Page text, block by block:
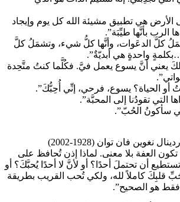
الأرض هي تطبيق مشيئة الله كل يوم وإيجاد
الرب بأنَّها طيِّبَة”.
كلَّ الدعَوات، وأنَّها كلُّ شيء، وتشمَلُ كلَّ
واحدةٍ هي أبديّةٌ”.
يعني أنَّ يسوع يعمل فيَّ. فكُلَّما كنتُ متَّحِدة
أو الحياة؟ يسوع، فرحي، إنِّي أُحِبُّكَ”.
التي تقودُنا إلى المحبَّة”.
سأكونُ الحُبّ”.
نغوين فان توان (1928-2002)
العفة بلا معنى. لماذا إذن تُحافظ على
أن تحتملَ أحدًا؟ أو لأنَّ لا أحدًا يُحبَّكَ؟ أو
قلبِكَ كاملاً لله، ولكي تُحب القريب بطريقة
فقط هو الصحيح”.